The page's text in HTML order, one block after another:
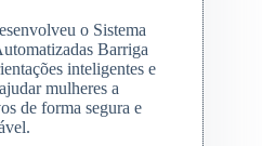
o Sistema
Barriga
inteligentes e
mulheres a
de forma segura e